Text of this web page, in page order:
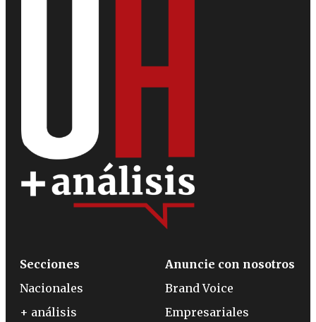
Secciones
Nacionales
+ análisis
Anuncie con nosotros
Brand Voice
Empresariales